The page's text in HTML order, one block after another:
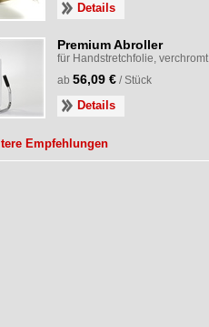
Details
Premium Abroller
für Handstretchfolie, verchromt
ab 56,09 € / Stück
Details
Empfehlungen